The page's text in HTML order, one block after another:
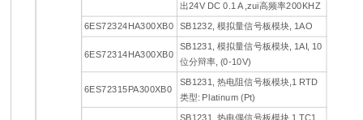
出24V DC 0.1 A ,zui高频率200KHZ
6ES72324HA300XB0
SB1232, 模拟量信号板模块, 1AO
6ES72314HA300XB0
SB1231, 模拟量信号板模块, 1AI, 10
位分辩率, (0-10V)
6ES72315PA300XB0
SB1231, 热电阻信号板模块,1 RTD
类型: Platinum (Pt)
SB1231, 热电偶信号板模块,1 TC1